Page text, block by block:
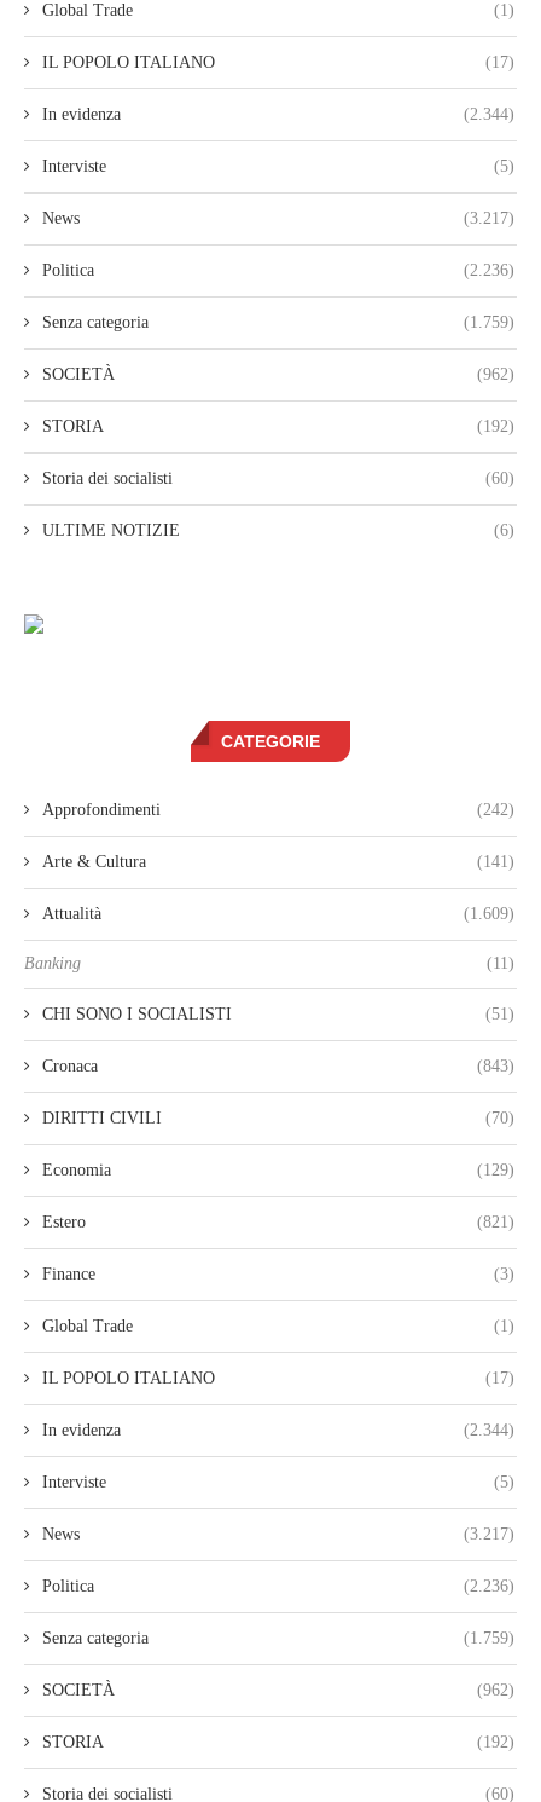
Global Trade (1)
IL POPOLO ITALIANO (17)
In evidenza (2.344)
Interviste (5)
News (3.217)
Politica (2.236)
Senza categoria (1.759)
SOCIETÀ (962)
STORIA (192)
Storia dei socialisti (60)
ULTIME NOTIZIE (6)
CATEGORIE
Approfondimenti (242)
Arte & Cultura (141)
Attualità (1.609)
Banking (11)
CHI SONO I SOCIALISTI (51)
Cronaca (843)
DIRITTI CIVILI (70)
Economia (129)
Estero (821)
Finance (3)
Global Trade (1)
IL POPOLO ITALIANO (17)
In evidenza (2.344)
Interviste (5)
News (3.217)
Politica (2.236)
Senza categoria (1.759)
SOCIETÀ (962)
STORIA (192)
Storia dei socialisti (60)